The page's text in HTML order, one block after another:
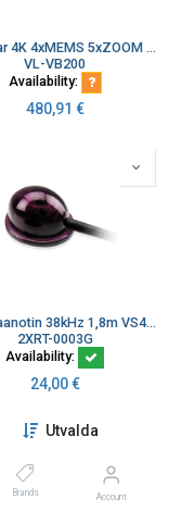
Utvalda
Brands Account
Videobar 4K 4xMEMS 5xZOOM 2x3W kaiut Smartcamera
VL-VB200
Availability:
480,91 €
IR-vastaanotin 38kHz 1,8m VS482 VS0801 VS481
2XRT-0003G
Availability:
24,00€